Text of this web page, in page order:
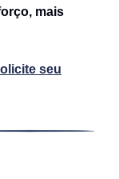
mais
seu